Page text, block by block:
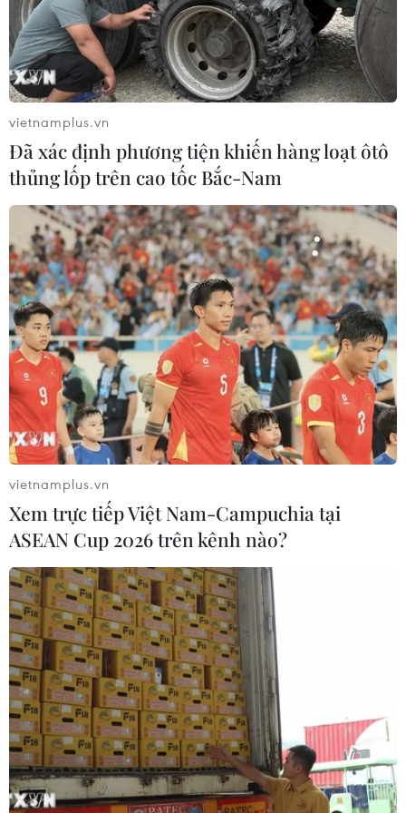
Israel không kích Dải Gaza sau vụ phóng
rocket của Palestine
12/11/2018 23:37
Một số rocket đã được phóng từ Dải Gaza về phía Israel
ngày 12/11, trong khi các nguồn tin Israel cho biết đạn
cối bắn từ lãnh thổ Palestine trúng vào một xe buýt bên
phía Israel.
Israel ném bom đài truyền hình của
phong trào Hamas ở Gaza
13/11/2018 00:02
vietnamplus.vn
Đã xác định phương tiện khiến hàng loạt ôtô
thủng lốp trên cao tốc Bắc-Nam
vietnamplus.vn
Xem trực tiếp Việt Nam-Campuchia tại
ASEAN Cup 2026 trên kênh nào?